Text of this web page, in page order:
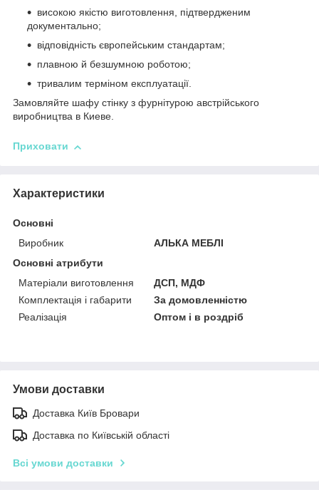
високою якістю виготовлення, підтвердженим
документально;
відповідність європейським стандартам;
плавною й безшумною роботою;
тривалим терміном експлуатації.
Замовляйте шафу стінку з фурнітурою австрійського
виробництва в Киеве.
Приховати
Характеристики
Основні
Виробник
АЛЬКА МЕБЛІ
Основні атрибути
Матеріали виготовлення
ДСП, МДФ
Комплектація і габарити
За домовленністю
Реалізація
Оптом і в роздріб
Умови доставки
Доставка Київ Бровари
Доставка по Київській області
Всі умови доставки